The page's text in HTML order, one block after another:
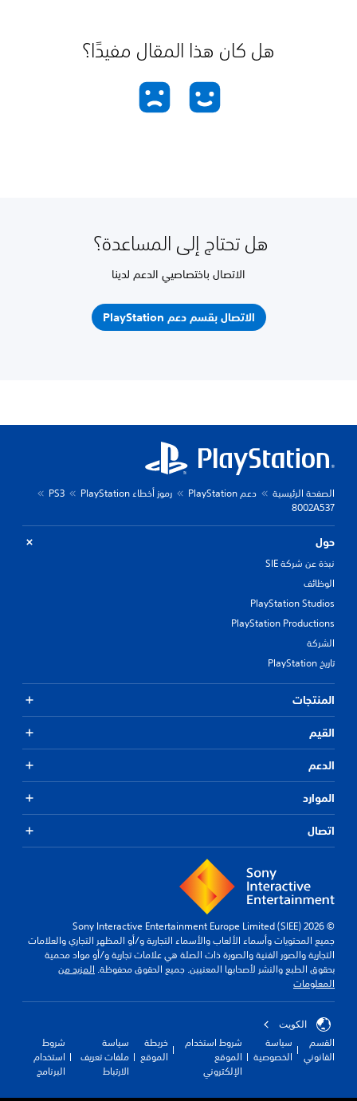
هل كان هذا المقال مفيدًا؟
هل تحتاج إلى المساعدة؟
الاتصال باختصاصيي الدعم لدينا
الاتصال بقسم دعم PlayStation
الصفحة الرئيسية دعم PlayStation رموز أخطاء PlayStation
PS3
8002A537
حول
نبذة عن شركة SIE
الوظائف
PlayStation Studios
PlayStation Productions
الشركة
تاريخ PlayStation
المنتجات
القيم
الدعم
الموارد
اتصال
© 2026 Sony Interactive Entertainment Europe Limited (SIEE)
جميع المحتويات وأسماء الألعاب والأسماء التجارية و/أو المظهر التجاري والعلامات
التجارية والصور الفنية والصورة ذات الصلة هي علامات تجارية و/أو مواد محمية
بحقوق الطبع والنشر لأصحابها المعنيين. جميع الحقوق محفوظة. المزيد من
المعلومات
الكويت‎
القسم
القانوني
سياسة
الخصوصية
شروط استخدام
الموقع
الإلكتروني
خريطة
الموقع
سياسة
ملفات تعريف
الارتباط
شروط
استخدام
البرنامج